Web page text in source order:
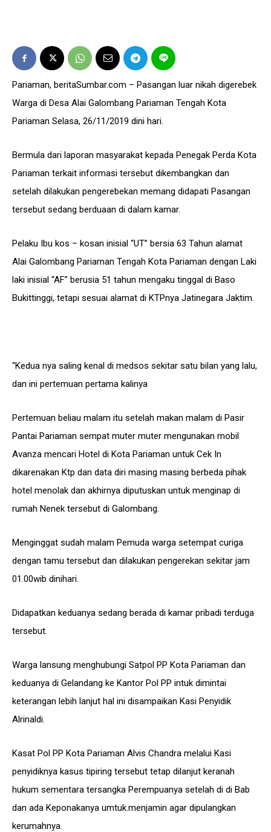
Pariaman, beritaSumbar.com – Pasangan luar nikah digerebek
Warga di Desa Alai Galombang Pariaman Tengah Kota
Pariaman Selasa, 26/11/2019 dini hari.
Bermula dari laporan masyarakat kepada Penegak Perda Kota
Pariaman terkait informasi tersebut dikembangkan dan
setelah dilakukan pengerebekan memang didapati Pasangan
tersebut sedang berduaan di dalam kamar.
Pelaku Ibu kos – kosan inisial “UT” bersia 63 Tahun alamat
Alai Galombang Pariaman Tengah Kota Pariaman dengan Laki
laki inisial “AF” berusia 51 tahun mengaku tinggal di Baso
Bukittinggi, tetapi sesuai alamat di KTPnya Jatinegara Jaktim.
“Kedua nya saling kenal di medsos sekitar satu bilan yang lalu,
dan ini pertemuan pertama kalinya
Pertemuan beliau malam itu setelah makan malam di Pasir
Pantai Pariaman sempat muter muter mengunakan mobil
Avanza mencari Hotel di Kota Pariaman untuk Cek In
dikarenakan Ktp dan data diri masing masing berbeda pihak
hotel menolak dan akhirnya diputuskan untuk menginap di
rumah Nenek tersebut di Galombang.
Menginggat sudah malam Pemuda warga setempat curiga
dengan tamu tersebut dan dilakukan pengerekan sekitar jam
01.00wib dinihari.
Didapatkan keduanya sedang berada di kamar pribadi terduga
tersebut.
Warga lansung menghubungi Satpol PP Kota Pariaman dan
keduanya di Gelandang ke Kantor Pol PP intuk dimintai
keterangan lebih lanjut hal ini disampaikan Kasi Penyidik
Alrinaldi.
Kasat Pol PP Kota Pariaman Alvis Chandra melalui Kasi
penyidiknya kasus tipiring tersebut tetap dilanjut keranah
hukum sementara tersangka Perempuanya setelah di di Bab
dan ada Keponakanya umtuk.menjamin agar dipulangkan
kerumahnya.